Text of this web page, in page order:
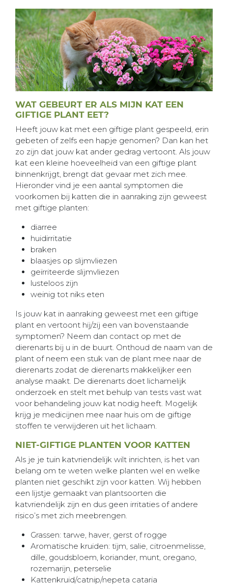
WAT GEBEURT ER ALS MIJN KAT EEN
GIFTIGE PLANT EET?
Heeft jouw kat met een giftige plant gespeeld, erin
gebeten of zelfs een hapje genomen? Dan kan het
zo zijn dat jouw kat ander gedrag vertoont. Als jouw
kat een kleine hoeveelheid van een giftige plant
binnenkrijgt, brengt dat gevaar met zich mee.
Hieronder vind je een aantal symptomen die
voorkomen bij katten die in aanraking zijn geweest
met giftige planten:
diarree
huidirritatie
braken
blaasjes op slijmvliezen
geïrriteerde slijmvliezen
lusteloos zijn
weinig tot niks eten
Is jouw kat in aanraking geweest met een giftige
plant en vertoont hij/zij een van bovenstaande
symptomen? Neem dan contact op met de
dierenarts bij u in de buurt. Onthoud de naam van de
plant of neem een stuk van de plant mee naar de
dierenarts zodat de dierenarts makkelijker een
analyse maakt. De dierenarts doet lichamelijk
onderzoek en stelt met behulp van tests vast wat
voor behandeling jouw kat nodig heeft. Mogelijk
krijg je medicijnen mee naar huis om de giftige
stoffen te verwijderen uit het lichaam.
NIET-GIFTIGE PLANTEN VOOR KATTEN
Als je je tuin katvriendelijk wilt inrichten, is het van
belang om te weten welke planten wel en welke
planten niet geschikt zijn voor katten. Wij hebben
een lijstje gemaakt van plantsoorten die
katvriendelijk zijn en dus geen irritaties of andere
risico’s met zich meebrengen.
Grassen: tarwe, haver, gerst of rogge
Aromatische kruiden: tijm, salie, citroenmelisse,
dille, goudsbloem, koriander, munt, oregano,
rozemarijn, peterselie
Kattenkruid/catnip/nepeta cataria